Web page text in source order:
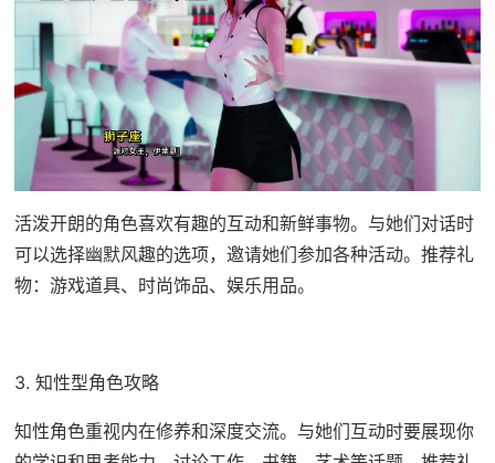
活泼开朗的角色喜欢有趣的互动和新鲜事物。与她们对话时
可以选择幽默风趣的选项，邀请她们参加各种活动。推荐礼
物：游戏道具、时尚饰品、娱乐用品。
3. 知性型角色攻略
知性角色重视内在修养和深度交流。与她们互动时要展现你